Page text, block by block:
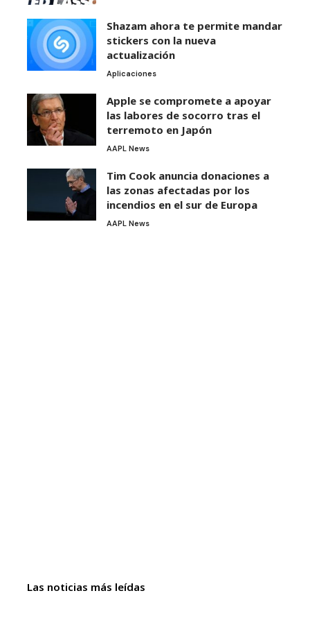
Shazam ahora te permite mandar
stickers con la nueva
actualización
Aplicaciones
Apple se compromete a apoyar
las labores de socorro tras el
terremoto en Japón
AAPL News
Tim Cook anuncia donaciones a
las zonas afectadas por los
incendios en el sur de Europa
AAPL News
Las noticias más leídas